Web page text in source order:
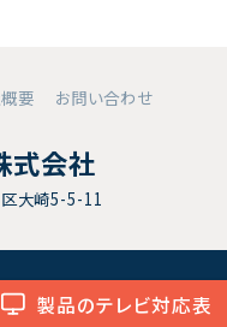
製品のテレビ対応表
要 お問い合わせ
式会社
大崎5-5-11